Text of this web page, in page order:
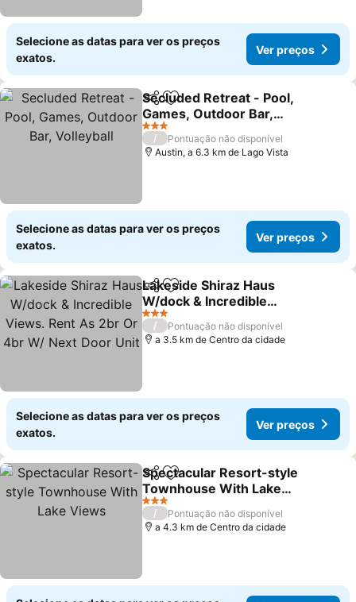
Selecione as datas para ver os preços
exatos.
Ver preços
PartilharAdicionar aos favoritos
Secluded Retreat - Pool,
Games, Outdoor Bar,
Volleyball
Ver preços
3 Estrelas
/
Pontuação não disponível
Austin, a 6.3 km de Lago Vista
Selecione as datas para ver os preços
exatos.
Ver preços
PartilharAdicionar aos favoritos
Lakeside Shiraz Haus
W/dock & Incredible
Views. Rent As 2br Or
4br W/ Next Door Unit
Ver preços
3 Estrelas
/
Pontuação não disponível
a 3.5 km de Centro da cidade
Selecione as datas para ver os preços
exatos.
Ver preços
PartilharAdicionar aos favoritos
Spectacular Resort-style
Townhouse With Lake
Views
Ver preços
3 Estrelas
/
Pontuação não disponível
a 4.3 km de Centro da cidade